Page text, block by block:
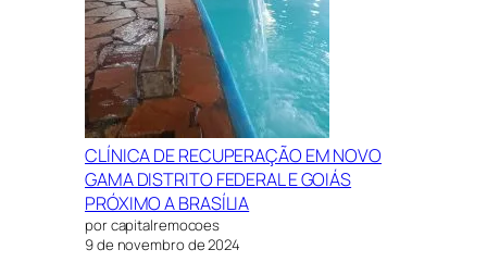
CLÍNICA DE RECUPERAÇÃO EM NOVO
GAMA DISTRITO FEDERAL E GOIÁS
PRÓXIMO A BRASÍLIA
por capitalremocoes
9 de novembro de 2024